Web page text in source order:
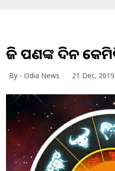
ଆଜି ଆପଣଙ୍କ ଦିନ
By - Odia News 21 Dec, 2019